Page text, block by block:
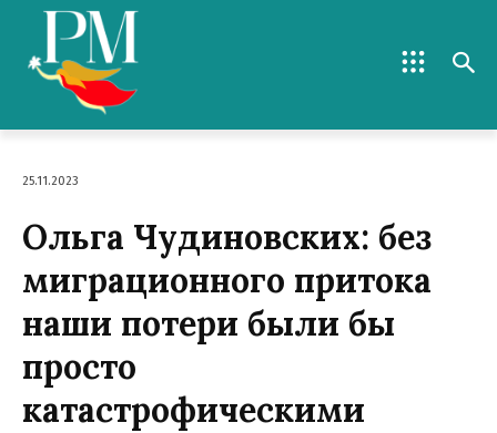
25.11.2023
Ольга Чудиновских: без
миграционного притока
наши потери были бы
просто
катастрофическими